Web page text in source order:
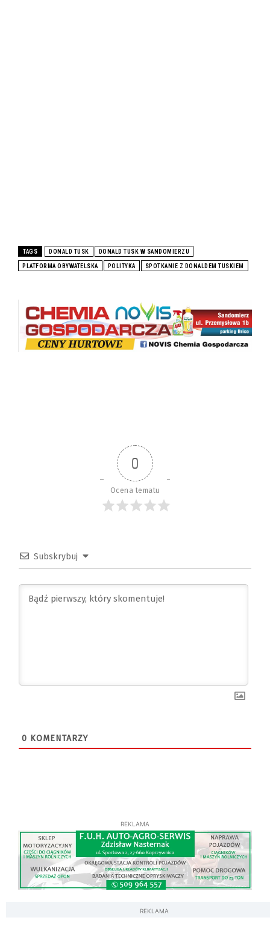
TAGS DONALD TUSK DONALD TUSK W SANDOMIERZU
PLATFORMA OBYWATELSKA POLITYKA SPOTKANIE Z DONALDEM TUSKIEM
0
Ocena tematu
Subskrybuj
0 KOMENTARZY
REKLAMA
REKLAMA